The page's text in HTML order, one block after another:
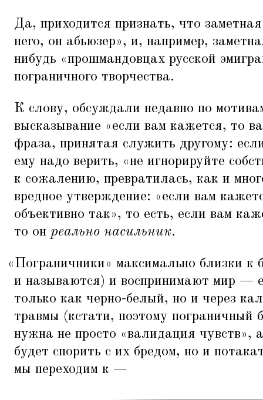
Да, приходится признать, что
него, он абьюзер», и, например,
нибудь «прошмандовцах русской
пограничного творчества.
К слову, обсуждали недавно по
высказывание «если вам кажется, то
фраза, принятая служить другому:
ему надо верить, «не игнорируйте
к сожалению, превратилась, как и
вредное утверждение: «если вам
объективно так», то есть, если вам
то он реально насильник.
«Пограничники» максимально близки к
и называются) и воспринимают мир —
только как черно-белый, но и через
травмы (кстати, поэтому пограничный
нужна не просто «валидация чувств»,
будет спорить с их бредом, но и
мы переходим к —